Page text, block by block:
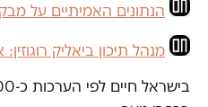
הנתונים האמיתיים על מבקשי המקלט:
מנהל תיכון ביאליק